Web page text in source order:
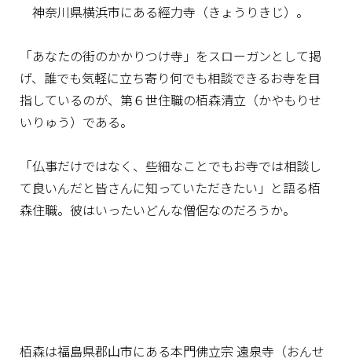
神奈川県横浜市にある經力寺（きょうりきじ）。
「あなたの街のかかりつけ寺」をスローガンとして掲
げ、誰でも気軽に立ち寄り何でも相談できるお寺を目
指しているのが、第６世住職の栢森清立（かやもりせ
いりゅう）である。
「仏事だけではなく、些細なことでもお寺では相談し
て良いんだと皆さんに知っていただきたい」と語る栢
森住職。彼はいったいどんな僧侶なのだろうか。
栢森は福島県郡山市にある本門佛立宗 遠泉寺（おんせ